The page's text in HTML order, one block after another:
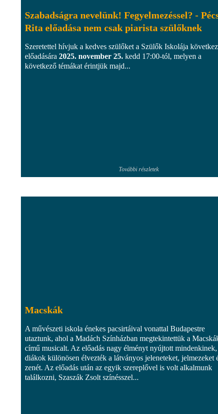
Szabadságra nevelünk! Fegyelmezéssel? -
Rita előadása nem csak piarista szülőknek
Szeretettel hívjuk a kedves szülőket a Szülők Iskolája
előadására 2025. november 25. kedd 17:00-tól, melyen a
következő témákat érintjük majd...
További részletek
Macskák
A művészeti iskola énekes pacsirtáival vonattal Budapestre
utaztunk, ahol a Madách Színházban megtekintettük a
című musicalt. Az előadás nagy élményt nyújtott mindenkinek,
diákok különösen élvezték a látványos jeleneteket, jelmezeket
zenét. Az előadás után az egyik szereplővel is volt alkalmunk
találkozni, Szaszák Zsolt színésszel...